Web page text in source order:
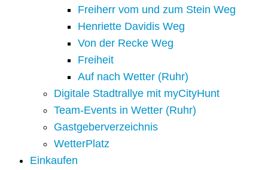
Freiherr vom und zum Stein Weg
Henriette Davidis Weg
Von der Recke Weg
Freiheit
Auf nach Wetter (Ruhr)
Digitale Stadtrallye mit myCityHunt
Team-Events in Wetter (Ruhr)
Gastgeberverzeichnis
WetterPlatz
Einkaufen